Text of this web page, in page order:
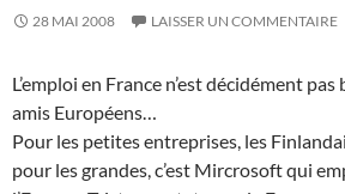
28 MAI 2008 LAISSER UN COMMENTAIRE
L’emploi en France n’est décidément
amis Européens…
Pour les petites entreprises, les
pour les grandes, c’est Mircrosoft qui